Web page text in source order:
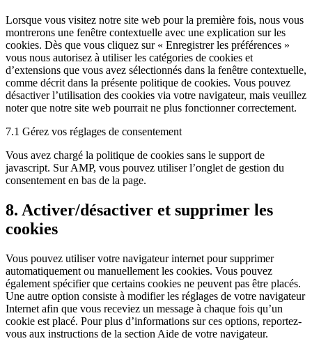
Lorsque vous visitez notre site web pour la première fois, nous vous
montrerons une fenêtre contextuelle avec une explication sur les
cookies. Dès que vous cliquez sur « Enregistrer les préférences »
vous nous autorisez à utiliser les catégories de cookies et
d’extensions que vous avez sélectionnés dans la fenêtre contextuelle,
comme décrit dans la présente politique de cookies. Vous pouvez
désactiver l’utilisation des cookies via votre navigateur, mais veuillez
noter que notre site web pourrait ne plus fonctionner correctement.
7.1 Gérez vos réglages de consentement
Vous avez chargé la politique de cookies sans le support de
javascript. Sur AMP, vous pouvez utiliser l’onglet de gestion du
consentement en bas de la page.
8. Activer/désactiver et supprimer les
cookies
Vous pouvez utiliser votre navigateur internet pour supprimer
automatiquement ou manuellement les cookies. Vous pouvez
également spécifier que certains cookies ne peuvent pas être placés.
Une autre option consiste à modifier les réglages de votre navigateur
Internet afin que vous receviez un message à chaque fois qu’un
cookie est placé. Pour plus d’informations sur ces options, reportez-
vous aux instructions de la section Aide de votre navigateur.